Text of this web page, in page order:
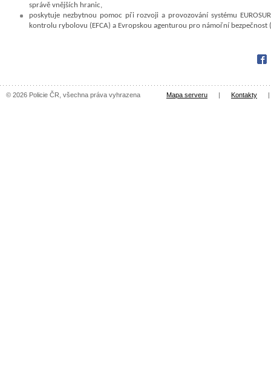
správě vnějších hranic,
poskytuje nezbytnou pomoc při rozvoji a provozování systému
kontrolu rybolovu (EFCA) a Evropskou agenturou pro námořní bezpečnost
© 2026 Policie ČR, všechna práva vyhrazena Mapa serveru | Kontakty |